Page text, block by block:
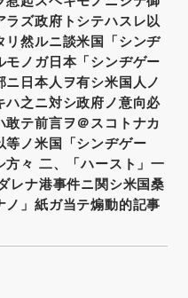
ズ政府トシテハスレ以
リ然ルニ談米国「シンヂ
ノガ日本「シンヂゲー
ニ日本人ヲ有シ米国人ノ
ハ之ニ対シ政府ノ意向必
テ前言ヲ＠スコトナカ
等ノ米国「シンヂゲー
方々 二、「ハースト」一
レナ港事件ニ関シ米国桑
」紙ガ当テ煽動的記事